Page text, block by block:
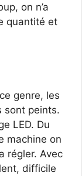
on n’a
quantité et
genre, les
sont peints.
LED. Du
machine on
régler. Avec
difficile